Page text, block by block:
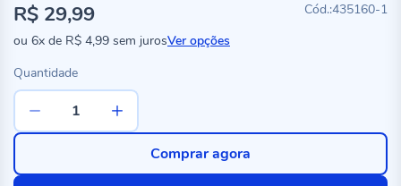
435160-1
R$ 29,99
ou 6x de R$ 4,99 sem jurosVer opções
Quantidade
Comprar agora